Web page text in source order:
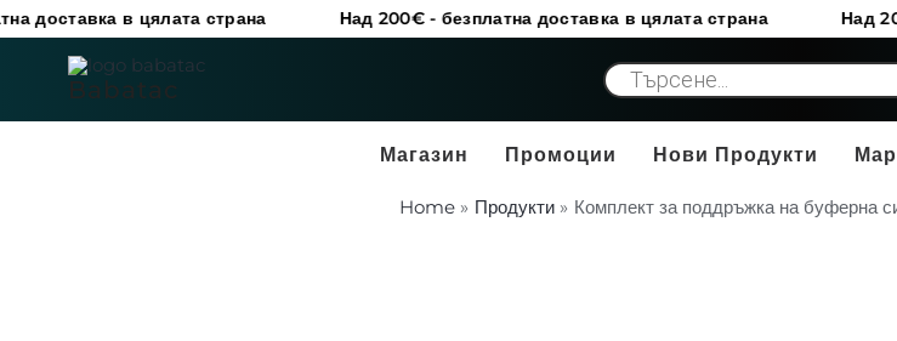
в цялата страна Над 200€ - безплатна доставка в цялата страна Над 200€ -
Skip
contentBabatac
Products
search
Магазин Промоции Нови Продукти
Home Продукти Комплект за поддръжка на
Комплект